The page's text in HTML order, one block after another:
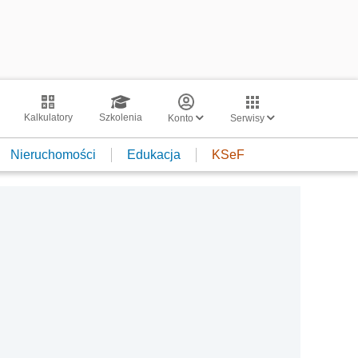
Kalkulatory Szkolenia Konto Serwisy
Nieruchomości Edukacja KSeF